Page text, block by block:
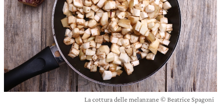
La cottura delle melanzane © Beatrice Spagoni